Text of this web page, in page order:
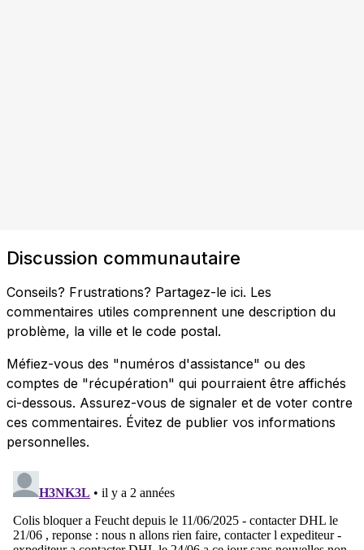
Discussion communautaire
Conseils? Frustrations? Partagez-le ici. Les
commentaires utiles comprennent une description du
problème, la ville et le code postal.
Méfiez-vous des "numéros d'assistance" ou des
comptes de "récupération" qui pourraient être affichés
ci-dessous. Assurez-vous de signaler et de voter contre
ces commentaires. Évitez de publier vos informations
personnelles.